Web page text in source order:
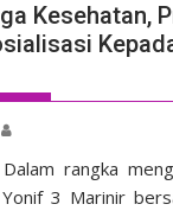
Kesehatan,
Dalam rangka
3 Marinir